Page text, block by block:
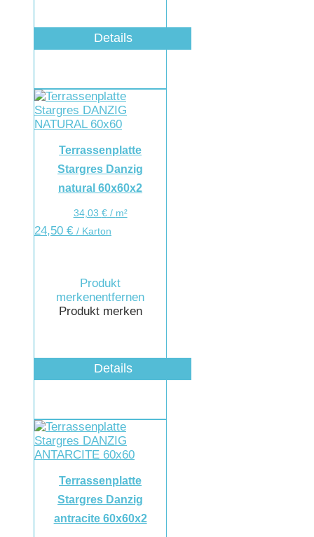
Details
Terrassenplatte
Stargres Danzig
natural 60x60x2
34,03 €/ m²
24,50 € / Karton
Produkt
merkenentfernen
Produkt merken
Details
Terrassenplatte
Stargres Danzig
antracite 60x60x2